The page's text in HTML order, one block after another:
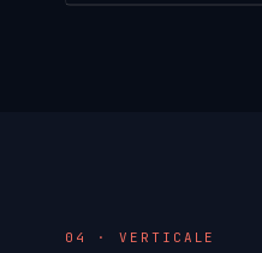
04 · VERTICALE